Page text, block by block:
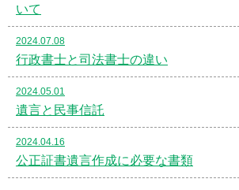
いて
2024.07.08
行政書士と司法書士の違い
2024.05.01
遺言と民事信託
2024.04.16
公正証書遺言作成に必要な書類